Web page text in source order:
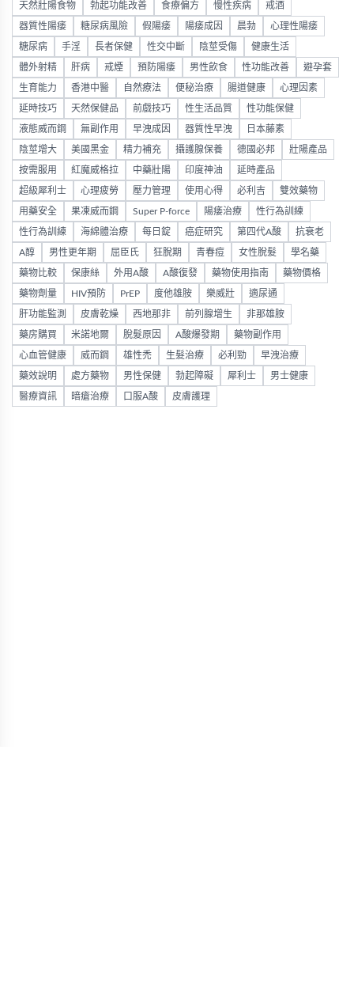
天然壯陽食物 勃起功能改善 食療偏方 慢性疾病 戒酒
器質性陽痿 糖尿病風險 假陽痿 陽痿成因 晨勃 心理性陽痿
糖尿病 手淫 長者保健 性交中斷 陰莖受傷 健康生活
體外射精 肝病 戒煙 預防陽痿 男性飲食 性功能改善 避孕套
生育能力 香港中醫 自然療法 便秘治療 腸道健康 心理因素
延時技巧 天然保健品 前戲技巧 性生活品質 性功能保健
液態威而鋼 無副作用 早洩成因 器質性早洩 日本藤素
陰莖增大 美國黑金 精力補充 攝護腺保養 德國必邦 壯陽產品
按需服用 紅魔威格拉 中藥壯陽 印度神油 延時產品
超級犀利士 心理疲勞 壓力管理 使用心得 必利吉 雙效藥物
用藥安全 果凍威而鋼 Super P-force 陽痿治療 性行為訓練
性行為訓練 海綿體治療 每日錠 癌症研究 第四代A酸 抗衰老
A醇 男性更年期 屈臣氏 狂脫期 青春痘 女性脫髮 學名藥
藥物比較 保康絲 外用A酸 A酸復發 藥物使用指南 藥物價格
藥物劑量 HIV預防 PrEP 度他雄胺 樂威壯 適尿通
肝功能監測 皮膚乾燥 西地那非 前列腺增生 非那雄胺
藥房購買 米諾地爾 脫髮原因 A酸爆發期 藥物副作用
心血管健康 威而鋼 雄性禿 生髮治療 必利勁 早洩治療
藥效說明 處方藥物 男性保健 勃起障礙 犀利士 男士健康
醫療資訊 暗瘡治療 口服A酸 皮膚護理